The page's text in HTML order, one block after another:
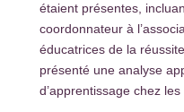
étaient présentes,
coordonnateur à
éducatrices de la
présenté une analyse
d’apprentissage chez